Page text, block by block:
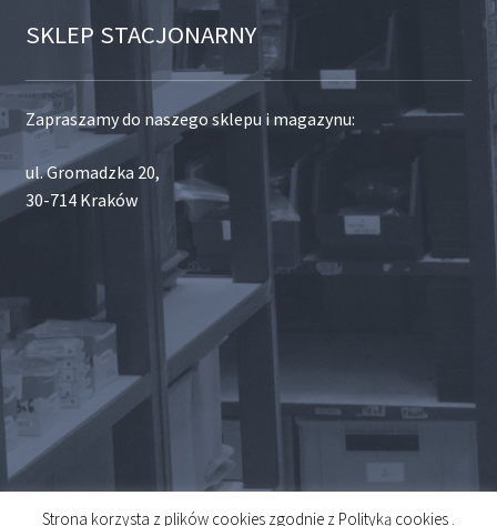
SKLEP STACJONARNY
Zapraszamy do naszego sklepu i magazynu:
ul. Gromadzka 20,
30-714 Kraków
Strona korzysta z plików cookies zgodnie z Polityką cookies .